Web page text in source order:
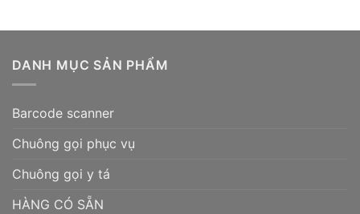
DANH MỤC SẢN PHẨM
Barcode scanner
Chuông gọi phục vụ
Chuông gọi y tá
HÀNG CÓ SẴN